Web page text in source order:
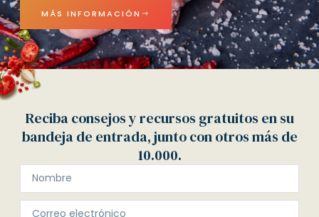
MÁS INFORMACIÓN
Reciba consejos y recursos gratuitos en su
bandeja de entrada, junto con otros más de
10.000.